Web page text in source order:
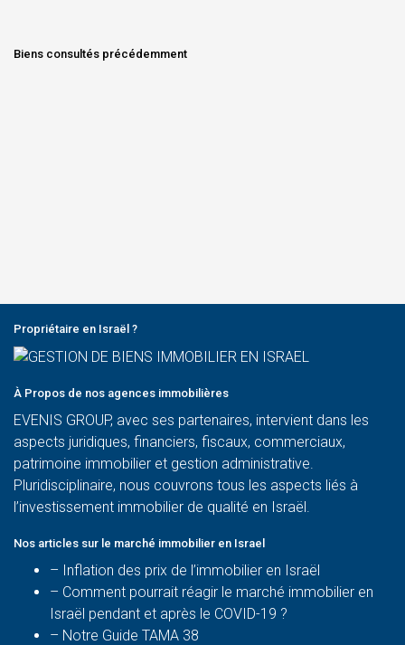
Biens consultés précédemment
Propriétaire en Israël ?
À Propos de nos agences immobilières
EVENIS GROUP, avec ses partenaires, intervient dans les
aspects juridiques, financiers, fiscaux, commerciaux,
patrimoine immobilier et gestion administrative.
Pluridisciplinaire, nous couvrons tous les aspects liés à
l’investissement immobilier de qualité en Israël.
Nos articles sur le marché immobilier en Israel
– Inflation des prix de l’immobilier en Israël
– Comment pourrait réagir le marché immobilier en
Israël pendant et après le COVID-19 ?
– Notre Guide TAMA 38